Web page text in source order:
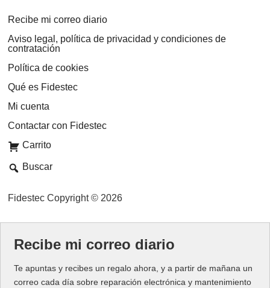
Recibe mi correo diario
Aviso legal, política de privacidad y condiciones de
contratación
Política de cookies
Qué es Fidestec
Mi cuenta
Contactar con Fidestec
Carrito
Buscar
Fidestec Copyright © 2026
Recibe mi correo diario
Te apuntas y recibes un regalo ahora, y a partir de mañana un
correo cada día sobre reparación electrónica y mantenimiento